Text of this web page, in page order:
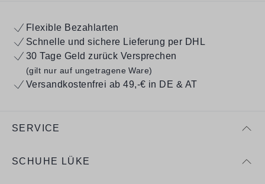
Flexible Bezahlarten
Schnelle und sichere Lieferung per DHL
30 Tage Geld zurück Versprechen
(gilt nur auf ungetragene Ware)
Versandkostenfrei ab 49,-€ in DE & AT
SERVICE
SCHUHE LÜKE